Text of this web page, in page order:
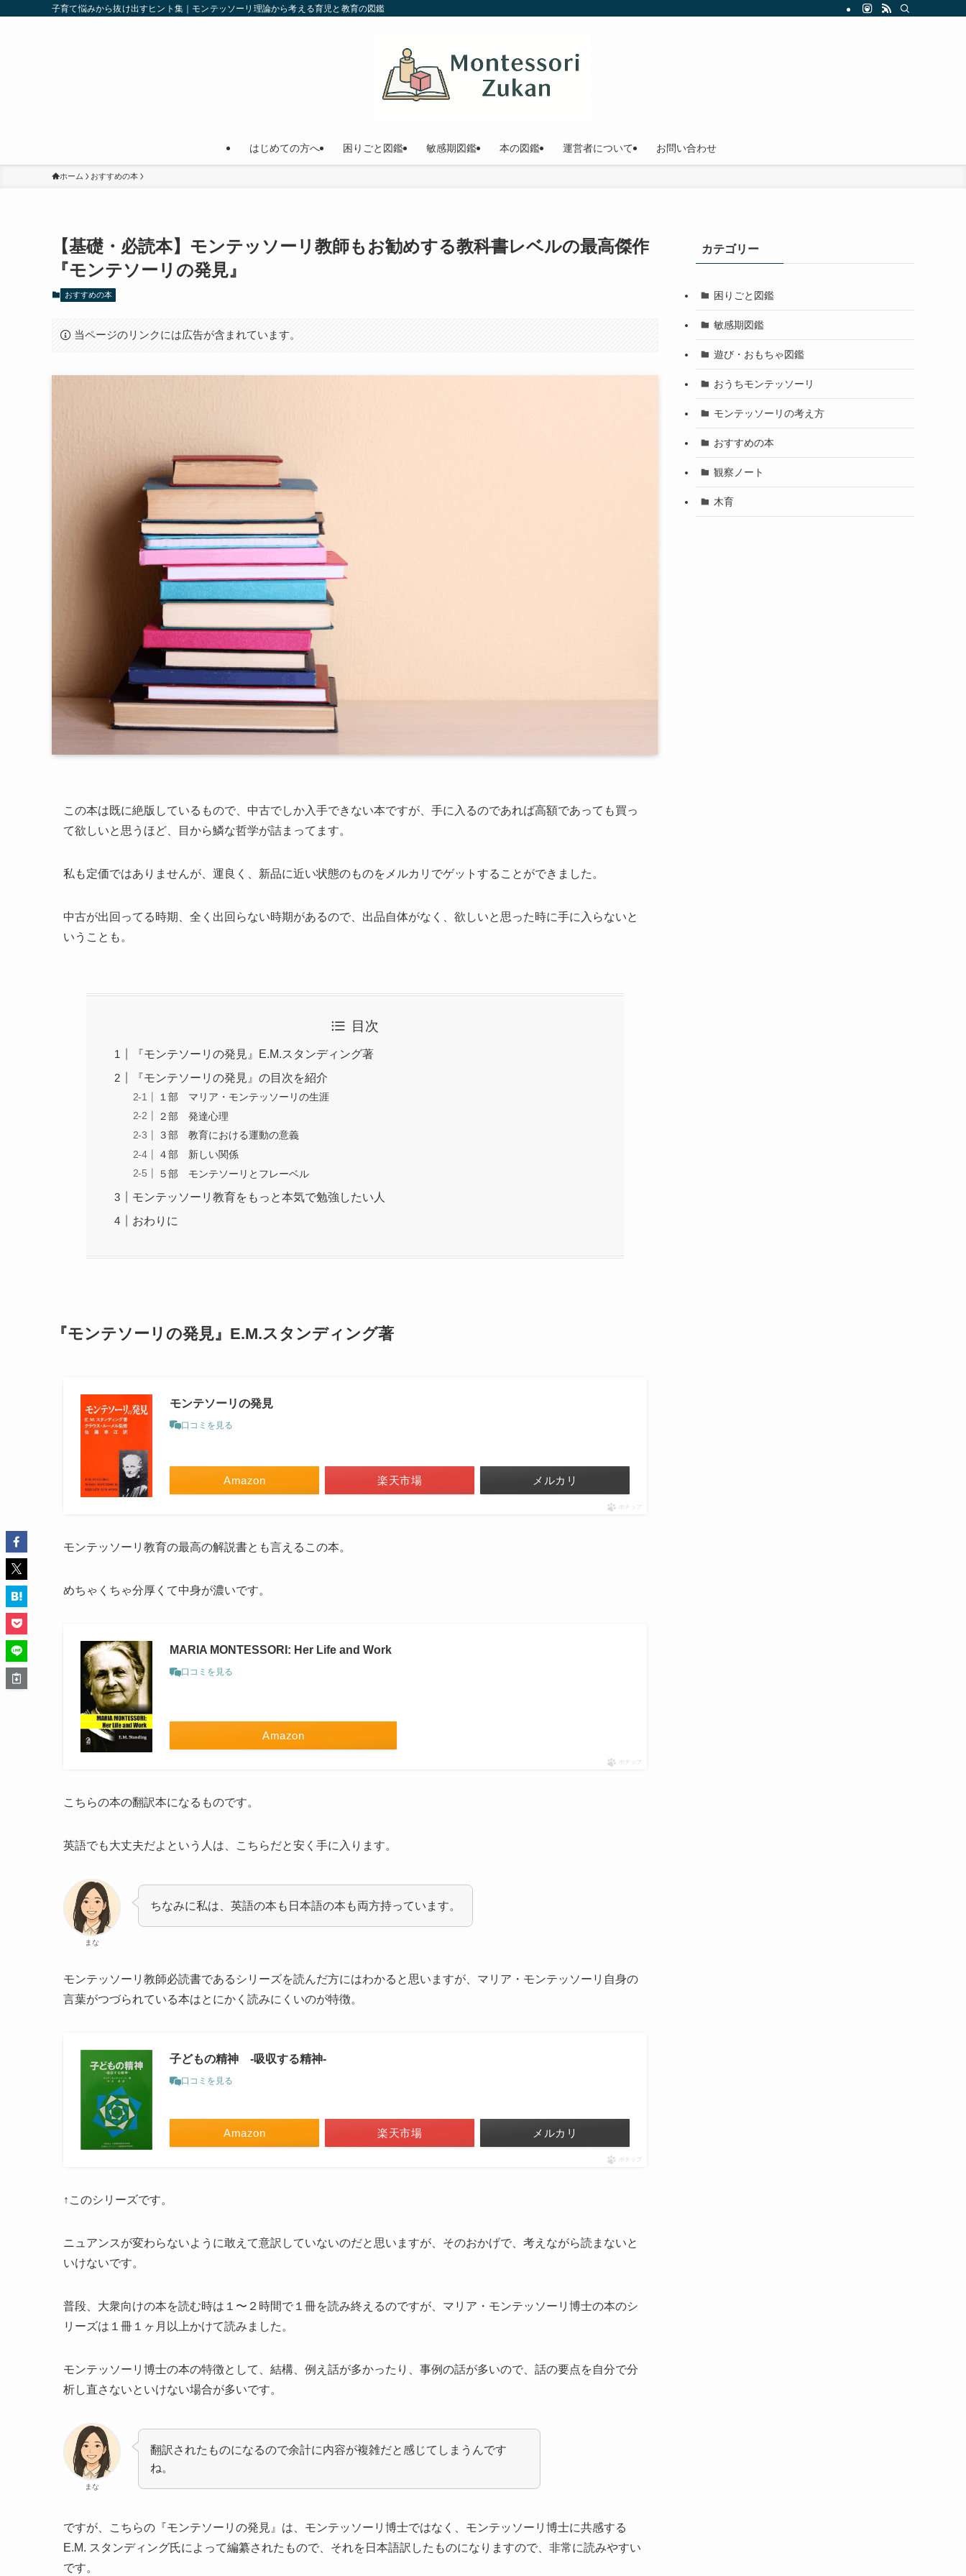
子育て悩みから抜け出すヒント集｜モンテッソーリ理論から考える育児と教育の図鑑
はじめての方へ 困りごと図鑑 敏感期図鑑 本の図鑑 運営者について お問い合わせ
ホーム おすすめの本
【基礎・必読本】モンテッソーリ教師もお勧めする教科書レベルの最高傑作
『モンテソーリの発見』
おすすめの本
当ページのリンクには広告が含まれています。
この本は既に絶版しているもので、中古でしか入手できない本ですが、手に入るのであれば高額であっても買っ
て欲しいと思うほど、目から鱗な哲学が詰まってます。
私も定価ではありませんが、運良く、新品に近い状態のものをメルカリでゲットすることができました。
中古が出回ってる時期、全く出回らない時期があるので、出品自体がなく、欲しいと思った時に手に入らないと
いうことも。
目次
『モンテソーリの発見』E.M.スタンディング著
『モンテソーリの発見』の目次を紹介
１部 マリア・モンテッソーリの生涯
２部 発達心理
３部 教育における運動の意義
４部 新しい関係
５部 モンテソーリとフレーベル
モンテッソーリ教育をもっと本気で勉強したい人
おわりに
『モンテソーリの発見』E.M.スタンディング著
モンテソーリの発見
口コミを見る
Amazon 楽天市場 メルカリ
ポチップ
モンテッソーリ教育の最高の解説書とも言えるこの本。
めちゃくちゃ分厚くて中身が濃いです。
MARIA MONTESSORI: Her Life and Work
口コミを見る
Amazon
ポチップ
こちらの本の翻訳本になるものです。
英語でも大丈夫だよという人は、こちらだと安く手に入ります。
まな
ちなみに私は、英語の本も日本語の本も両方持っています。
モンテッソーリ教師必読書であるシリーズを読んだ方にはわかると思いますが、マリア・モンテッソーリ自身の
言葉がつづられている本はとにかく読みにくいのが特徴。
子どもの精神 ‐吸収する精神‐
口コミを見る
Amazon 楽天市場 メルカリ
ポチップ
↑このシリーズです。
ニュアンスが変わらないように敢えて意訳していないのだと思いますが、そのおかげで、考えながら読まないと
いけないです。
普段、大衆向けの本を読む時は１〜２時間で１冊を読み終えるのですが、マリア・モンテッソーリ博士の本のシ
リーズは１冊１ヶ月以上かけて読みました。
モンテッソーリ博士の本の特徴として、結構、例え話が多かったり、事例の話が多いので、話の要点を自分で分
析し直さないといけない場合が多いです。
まな
翻訳されたものになるので余計に内容が複雑だと感じてしまうんです
ね。
ですが、こちらの『モンテソーリの発見』は、モンテッソーリ博士ではなく、モンテッソーリ博士に共感する
E.M. スタンディング氏によって編纂されたもので、それを日本語訳したものになりますので、非常に読みやすい
です。
カテゴリー
困りごと図鑑
敏感期図鑑
遊び・おもちゃ図鑑
おうちモンテッソーリ
モンテッソーリの考え方
おすすめの本
観察ノート
木育